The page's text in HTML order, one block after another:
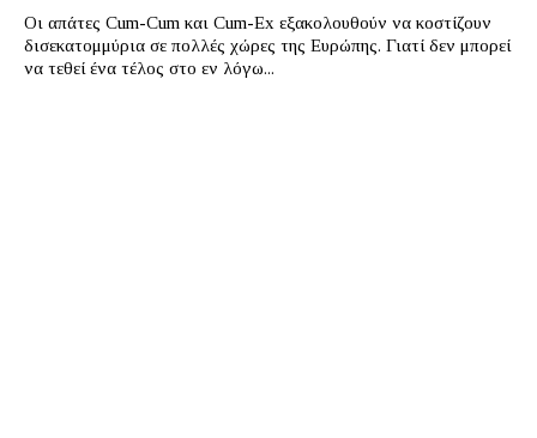
Οι απάτες Cum-Cum και Cum-Ex εξακολουθούν να κοστίζουν
δισεκατομμύρια σε πολλές χώρες της Ευρώπης. Γιατί δεν μπορεί
να τεθεί ένα τέλος στο εν λόγω...